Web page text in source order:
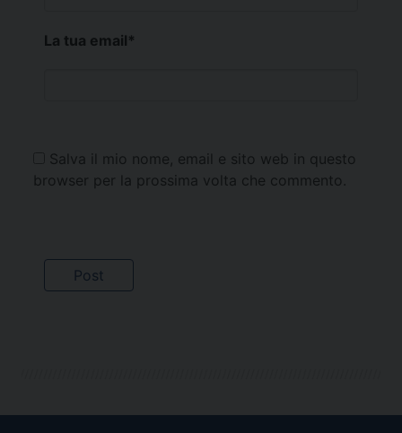
La tua email*
Salva il mio nome, email e sito web in questo
browser per la prossima volta che commento.